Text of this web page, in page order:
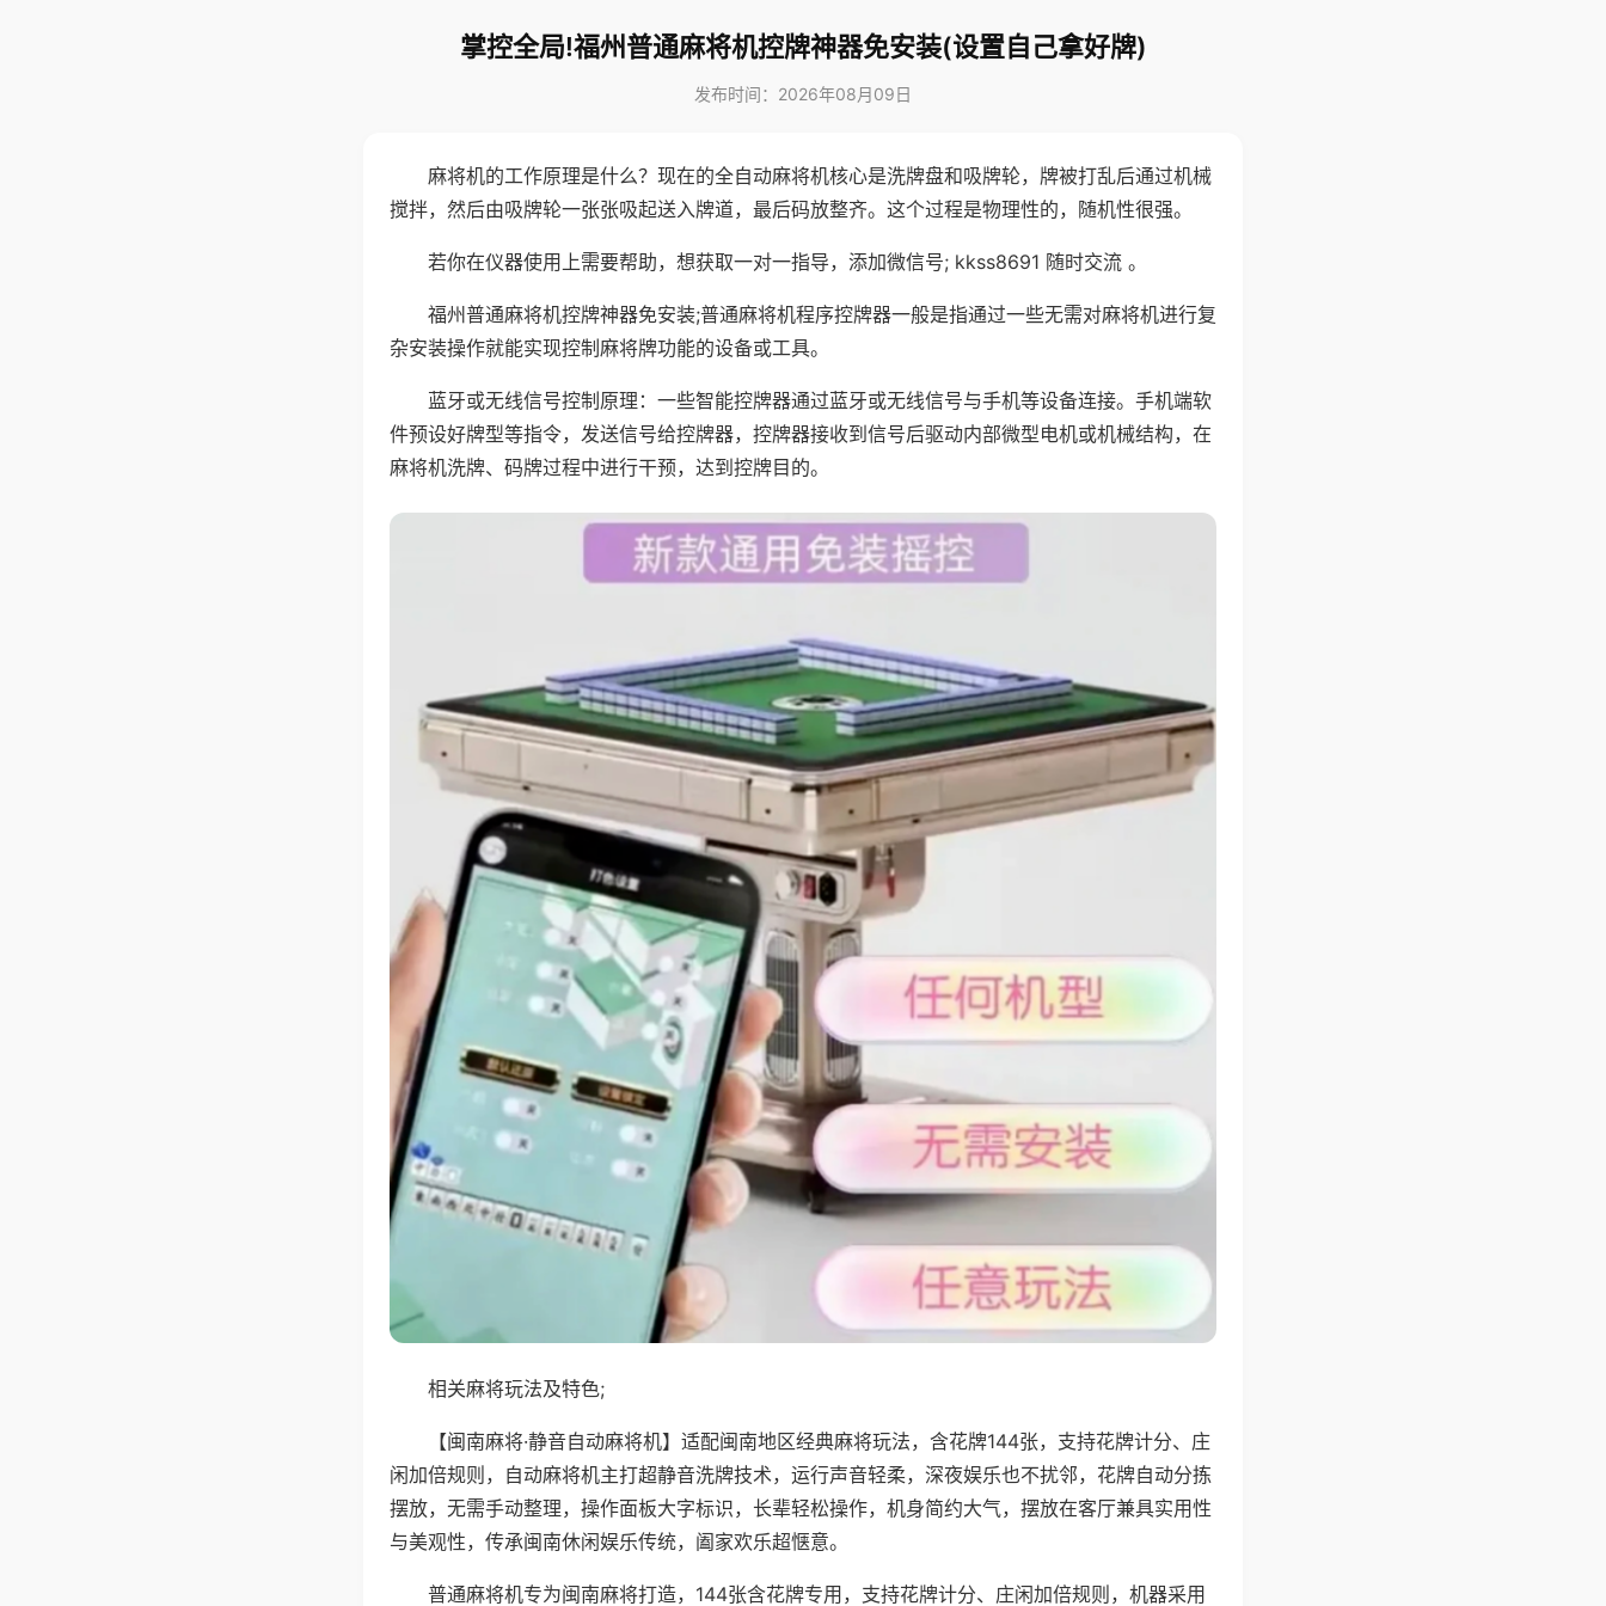
掌控全局!福州普通麻将机控牌神器免安装(设置自己拿好牌)
发布时间：2026年08月09日
麻将机的工作原理是什么？现在的全自动麻将机核心是洗牌盘和吸牌轮，牌被打乱后通过机械
搅拌，然后由吸牌轮一张张吸起送入牌道，最后码放整齐。这个过程是物理性的，随机性很强。
若你在仪器使用上需要帮助，想获取一对一指导，添加微信号; kkss8691 随时交流 。
福州普通麻将机控牌神器免安装;普通麻将机程序控牌器一般是指通过一些无需对麻将机进行复
杂安装操作就能实现控制麻将牌功能的设备或工具。
蓝牙或无线信号控制原理：一些智能控牌器通过蓝牙或无线信号与手机等设备连接。手机端软
件预设好牌型等指令，发送信号给控牌器，控牌器接收到信号后驱动内部微型电机或机械结构，在
麻将机洗牌、码牌过程中进行干预，达到控牌目的。
相关麻将玩法及特色;
【闽南麻将·静音自动麻将机】适配闽南地区经典麻将玩法，含花牌144张，支持花牌计分、庄
闲加倍规则，自动麻将机主打超静音洗牌技术，运行声音轻柔，深夜娱乐也不扰邻，花牌自动分拣
摆放，无需手动整理，操作面板大字标识，长辈轻松操作，机身简约大气，摆放在客厅兼具实用性
与美观性，传承闽南休闲娱乐传统，阖家欢乐超惬意。
普通麻将机专为闽南麻将打造，144张含花牌专用，支持花牌计分、庄闲加倍规则，机器采用